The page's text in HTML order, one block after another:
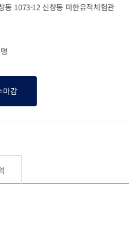
동 1073-12 신창동 마한유적체험관
마감